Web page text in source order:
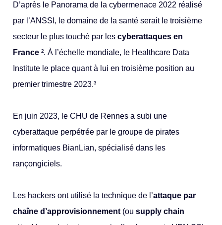
D’après le Panorama de la cybermenace 2022 réalisé
par l’ANSSI, le domaine de la santé serait le troisième
secteur le plus touché par lescyberattaques en
France ². À l’échelle mondiale, le Healthcare Data
Institute le place quant à lui en troisième position au
premier trimestre 2023.³
En juin 2023, le CHU de Rennes a subi une
cyberattaque perpétrée par le groupe de pirates
informatiques BianLian, spécialisé dans les
rançongiciels.
Les hackers ont utilisé la technique de l’attaque par
chaîne d’approvisionnement(ousupply chain